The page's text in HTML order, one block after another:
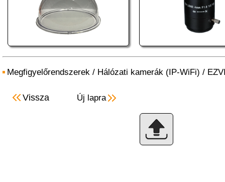
Megfigyelőrendszerek / Hálózati kamerák (IP-WiFi) /
Vissza Új lapra